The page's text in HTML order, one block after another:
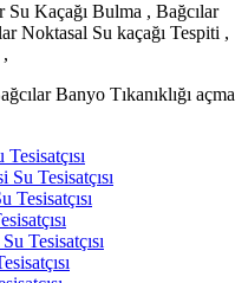
Su Kaçağı Bulma , Bağcılar
Noktasal Su kaçağı Tespiti ,
Banyo Tıkanıklığı açma
Tesisatçısı
Tesisatçısı
Tesisatçısı